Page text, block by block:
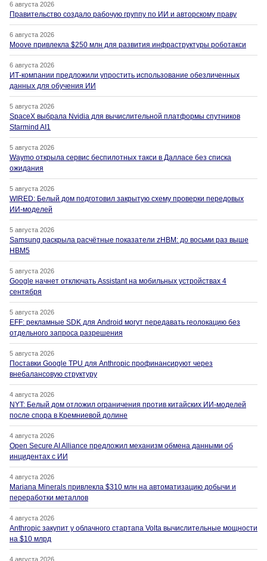
6 августа 2026
Правительство создало рабочую группу по ИИ и авторскому праву
6 августа 2026
Moove привлекла $250 млн для развития инфраструктуры роботакси
6 августа 2026
ИТ-компании предложили упростить использование обезличенных
данных для обучения ИИ
5 августа 2026
SpaceX выбрала Nvidia для вычислительной платформы спутников
Starmind AI1
5 августа 2026
Waymo открыла сервис беспилотных такси в Далласе без списка
ожидания
5 августа 2026
WIRED: Белый дом подготовил закрытую схему проверки передовых
ИИ-моделей
5 августа 2026
Samsung раскрыла расчётные показатели zHBM: до восьми раз выше
HBM5
5 августа 2026
Google начнет отключать Assistant на мобильных устройствах 4
сентября
5 августа 2026
EFF: рекламные SDK для Android могут передавать геолокацию без
отдельного запроса разрешения
5 августа 2026
Поставки Google TPU для Anthropic профинансируют через
внебалансовую структуру
4 августа 2026
NYT: Белый дом отложил ограничения против китайских ИИ-моделей
после спора в Кремниевой долине
4 августа 2026
Open Secure AI Alliance предложил механизм обмена данными об
инцидентах с ИИ
4 августа 2026
Mariana Minerals привлекла $310 млн на автоматизацию добычи и
переработки металлов
4 августа 2026
Anthropic закупит у облачного стартапа Volta вычислительные мощности
на $10 млрд
4 августа 2026